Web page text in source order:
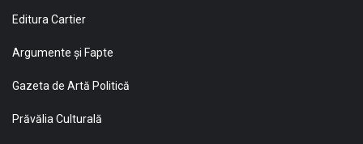
Editura Cartier
Argumente și Fapte
Gazeta de Artă Politică
Prăvălia Culturală